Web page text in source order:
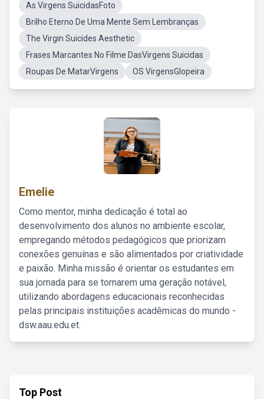
As Virgens SuicidasFoto
Brilho Eterno De Uma Mente Sem Lembranças
The Virgin Suicides Aesthetic
Frases Marcantes No Filme DasVirgens Suicidas
Roupas De MatarVirgens
OS VirgensGlopeira
Emelie
Como mentor, minha dedicação é total ao
desenvolvimento dos alunos no ambiente escolar,
empregando métodos pedagógicos que priorizam
conexões genuínas e são alimentados por criatividade
e paixão. Minha missão é orientar os estudantes em
sua jornada para se tornarem uma geração notável,
utilizando abordagens educacionais reconhecidas
pelas principais instituições acadêmicas do mundo -
dsw.aau.edu.et.
Top Post